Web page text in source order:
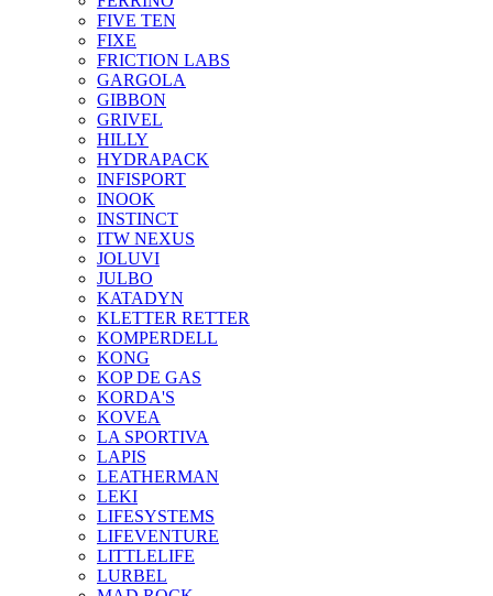
FIVE TEN
FIXE
FRICTION LABS
GARGOLA
GIBBON
GRIVEL
HILLY
HYDRAPACK
INFISPORT
INOOK
INSTINCT
ITW NEXUS
JOLUVI
JULBO
KATADYN
KLETTER RETTER
KOMPERDELL
KONG
KOP DE GAS
KORDA'S
KOVEA
LA SPORTIVA
LAPIS
LEATHERMAN
LEKI
LIFESYSTEMS
LIFEVENTURE
LITTLELIFE
LURBEL